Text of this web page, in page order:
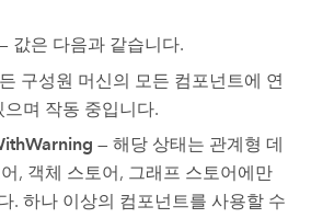
값은 다음과 같습니다.
구성원 머신의 모든 컴포넌트에 연
으며 작동 중입니다.
— 해당 상태는 관계형 데
, 객체 스토어, 그래프 스토어에만
. 하나 이상의 컴포넌트를 사용할 수